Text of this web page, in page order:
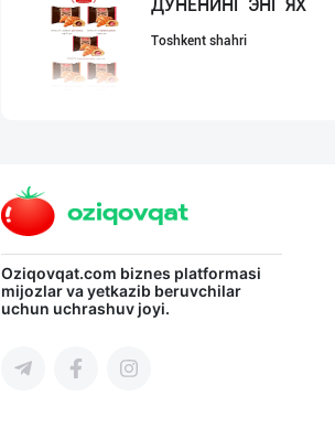
ДУНЁНИНГ ЭНГ ЯХ
Toshkent shahri
RISOLA ONA — OS
Namangan viloyati
Oziqovqat.com biznes platformasi
mijozlar va yetkazib beruvchilar
uchun uchrashuv joyi.